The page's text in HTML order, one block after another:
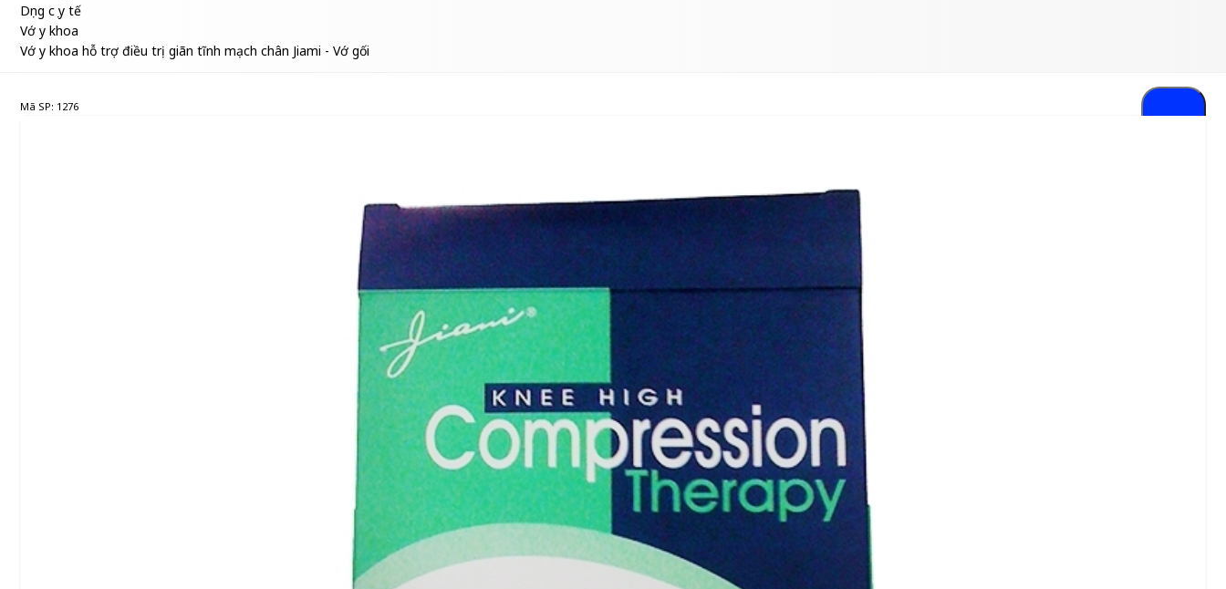
Dụng cụ y tế
Vớ y khoa
Vớ y khoa hỗ trợ điều trị giãn tĩnh mạch chân Jiami - Vớ gối
Mã SP: 1276